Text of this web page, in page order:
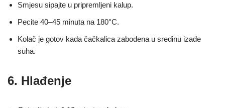
Smjesu sipajte u pripremljeni kalup.
Pecite 40–45 minuta na 180°C.
Kolač je gotov kada čačkalica zabodena u sredinu izađe
suha.
6. Hlađenje